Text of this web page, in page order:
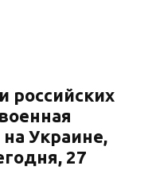
российских
Украине,
27